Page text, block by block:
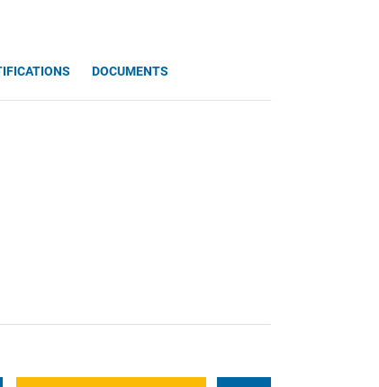
DOCUMENTS